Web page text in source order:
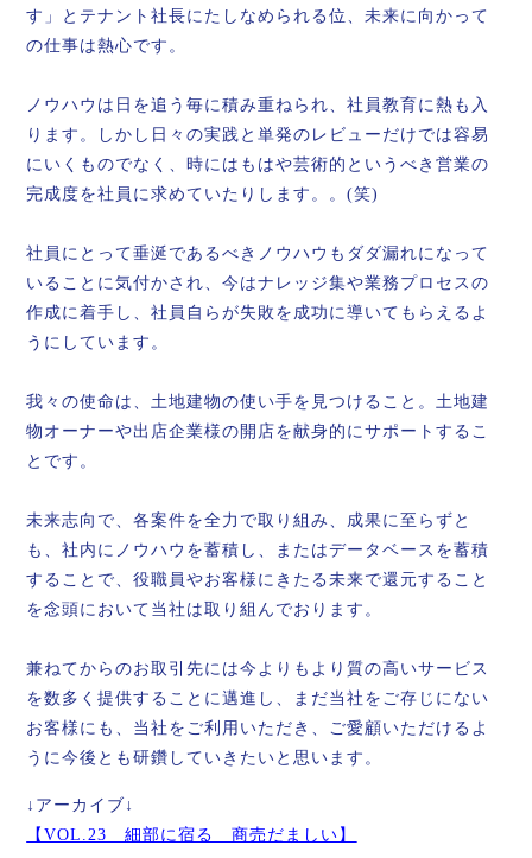
す」とテナント社長にたしなめられる位、未来に向かって
の仕事は熱心です。
ノウハウは日を追う毎に積み重ねられ、社員教育に熱も入
ります。しかし日々の実践と単発のレビューだけでは容易
にいくものでなく、時にはもはや芸術的というべき営業の
完成度を社員に求めていたりします。。(笑)
社員にとって垂涎であるべきノウハウもダダ漏れになって
いることに気付かされ、今はナレッジ集や業務プロセスの
作成に着手し、社員自らが失敗を成功に導いてもらえるよ
うにしています。
我々の使命は、土地建物の使い手を見つけること。土地建
物オーナーや出店企業様の開店を献身的にサポートするこ
とです。
未来志向で、各案件を全力で取り組み、成果に至らずと
も、社内にノウハウを蓄積し、またはデータベースを蓄積
することで、役職員やお客様にきたる未来で還元すること
を念頭において当社は取り組んでおります。
兼ねてからのお取引先には今よりもより質の高いサービス
を数多く提供することに邁進し、まだ当社をご存じにない
お客様にも、当社をご利用いただき、ご愛顧いただけるよ
うに今後とも研鑽していきたいと思います。
↓アーカイブ↓
【VOL.23 細部に宿る 商売だましい】